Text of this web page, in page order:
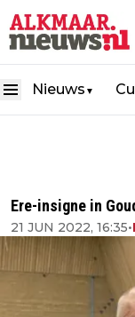
Nieuws ▼
Ere-insigne in
21 JUN 2022, 16:35•